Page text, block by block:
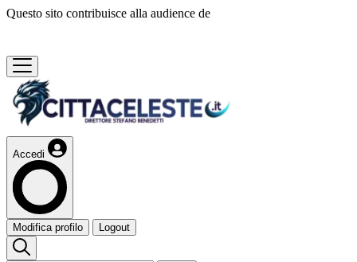
Questo sito contribuisce alla audience de
Accedi
Modifica profilo Logout